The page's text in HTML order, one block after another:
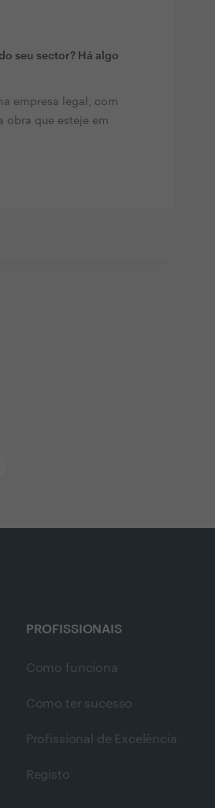
seu sector? Há algo
empresa legal, com
obra que esteje em
PROFISSIONAIS
Como funciona
Como ter sucesso
Profissional de Excelência
Registo